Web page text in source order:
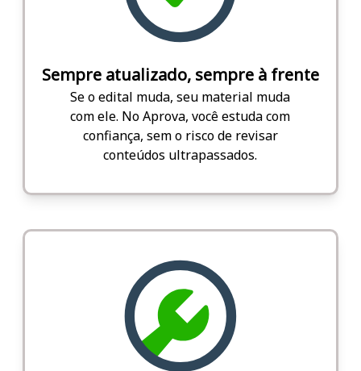
Sempre atualizado, sempre à frente
Se o edital muda, seu material muda
com ele. No Aprova, você estuda com
confiança, sem o risco de revisar
conteúdos ultrapassados.